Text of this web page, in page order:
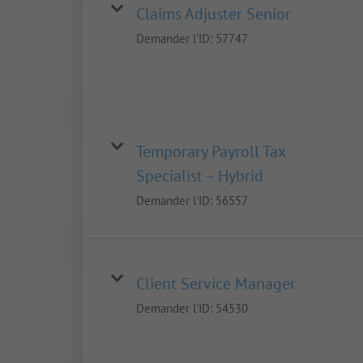
Claims Adjuster Senior
Demander l'ID: 57747
Temporary Payroll Tax
Specialist – Hybrid
Demander l'ID: 56557
Client Service Manager
Demander l'ID: 54530